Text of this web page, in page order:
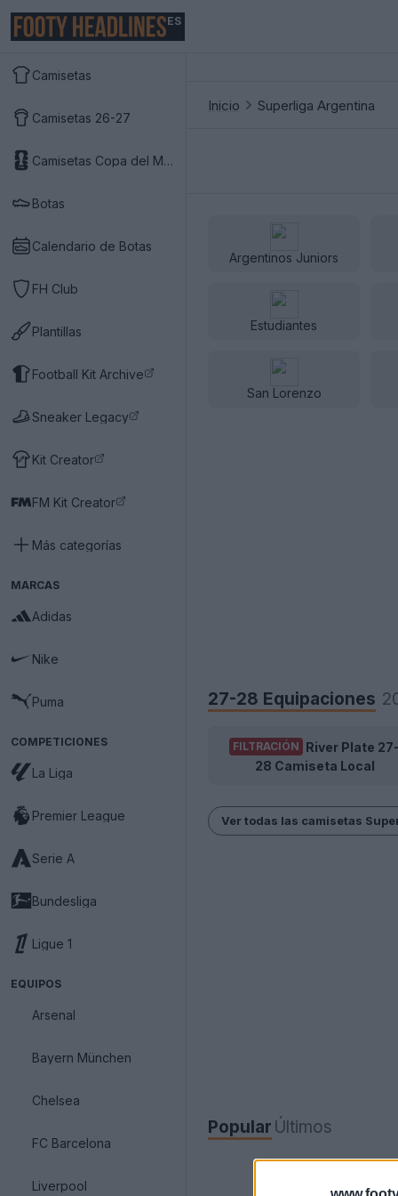
ES
Camisetas
Camisetas 26-27
Camisetas Copa del Mundo 2026
Botas
Calendario de Botas
FH Club
Plantillas
Football Kit Archive
Sneaker Legacy
Kit Creator
FM Kit Creator
Más categorías
MARCAS
Adidas
Nike
Puma
COMPETICIONES
La Liga
Premier League
Serie A
Bundesliga
Ligue 1
EQUIPOS
Arsenal
Bayern München
Chelsea
FC Barcelona
Liverpool
Inicio Superliga Argentina
Argentinos Juniors
Estudiantes
San Lorenzo
27-28 Equipaciones
FILTRACIÓN River Plate 27-
28 Camiseta Local
Ver todas las camisetas
Popular Últimos